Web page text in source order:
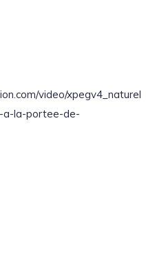
video/xpegv4_naturel
a-la-portee-de-